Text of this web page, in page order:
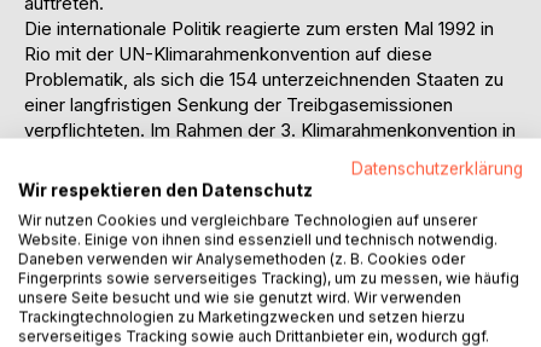
Die internationale Politik reagierte zum ersten Mal 1992 in
Rio mit der UN-Klimarahmenkonvention auf diese
Problematik, als sich die 154 unterzeichnenden Staaten zu
einer langfristigen Senkung der Treibgasemissionen
verpflichteten. Im Rahmen der 3. Klimarahmenkonvention in
Japan 1997 wurde schließlich im sog. Kyoto-Protokoll
festgelegt, dass bis zum Jahr 2012 die 35 ratifizierenden
Industrieländer ihre CO2-Emissionen insgesamt um
mindestens 5 % im Vergleich zum Referenzjahr 1990
verringern. Die Reduktionsvorgabe für Deutschland wurde
mit 21 % bis zum Jahr 2012 im Vergleich zum Jahr 1990
festgesetzt. Dieses Ziel soll nach dem Willen der
Bundesregierung v. a. durch den verstärkten Einsatz
Datenschutzerklärung
Wir respektieren den Datenschutz
Wir nutzen Cookies und vergleichbare Technologien auf unserer
Website. Einige von ihnen sind essenziell und technisch notwendig.
Daneben verwenden wir Analysemethoden (z. B. Cookies oder
Fingerprints sowie serverseitiges Tracking), um zu messen, wie häufig
unsere Seite besucht und wie sie genutzt wird. Wir verwenden
Trackingtechnologien zu Marketingzwecken und setzen hierzu
serverseitiges Tracking sowie auch Drittanbieter ein, wodurch ggf.